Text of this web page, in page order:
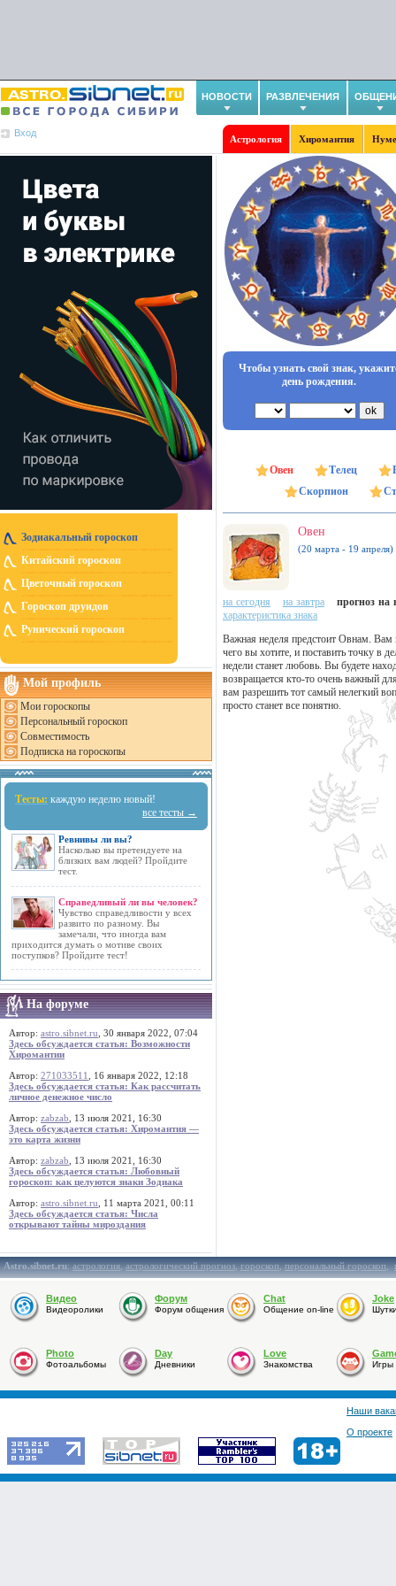
НОВОСТИ РАЗВЛЕЧЕНИЯ
Вход
Астрология Хиромантия
Зодиакальный гороскоп
Китайский гороскоп
Цветочный гороскоп
Гороскоп друидов
Рунический гороскоп
Мой профиль
Мои гороскопы
Персональный гороскоп
Совместимость
Подписка на гороскопы
Тесты: каждую неделю новый!
все тесты →
Ревнивы ли вы?
Насколько вы претендуете на
близких вам людей? Пройдите
тест.
Справедливый ли вы человек?
Чувство справедливости у всех
развито по разному. Вы
замечали, что иногда вам
приходится думать о мотиве своих
поступков? Пройдите тест!
На форуме
Автор: astro.sibnet.ru , 30 января 2022, 07:04
Здесь обсуждается статья: Возможности
Хиромантии
Автор: 271033511
, 16 января 2022, 12:18
Здесь обсуждается статья: Как рассчитать
личное денежное число
Автор: zabzab , 13 июля 2021, 16:30
Здесь обсуждается статья: Хиромантия —
это карта жизни
Автор: zabzab , 13 июля 2021, 16:30
Здесь обсуждается статья: Любовный
гороскоп: как целуются знаки Зодиака
Автор: astro.sibnet.ru , 11 марта 2021, 00:11
Здесь обсуждается статья: Числа
открывают тайны мироздания
Чтобы узнать свой знак,
день рождения.
Овен Телец
Скорпион
Овен
(20 марта - 19 апреля)
на сегодня на завтра
прогноз на
характеристика знака
Важная неделя предстоит Овнам. Вам
чего вы хотите, и поставить точку в
недели станет любовь. Вы будете
возвращается кто-то очень важный
вам разрешить тот самый нелегкий
просто станет все понятно.
Astro.sibnet.ru:астрология,астрологический прогноз,гороскоп,персональный гороскоп,
Видео
Видеоролики
Форум
Форум общения
Chat
Общение on-line
Joke
Photo
Фотоальбомы
Day
Дневники
Love
Знакомства Игры
Наши
О проекте